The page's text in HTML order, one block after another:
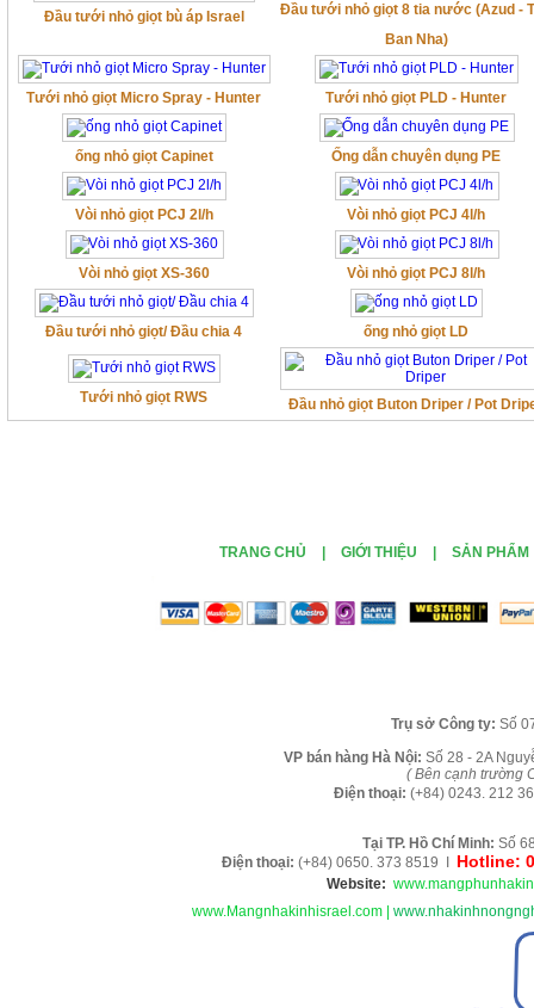
Đầu tưới nhỏ giọt bù áp Israel
Đầu tưới nhỏ giọt 8 tia nước (Azud -
Ban Nha)
Tưới nhỏ giọt Micro Spray - Hunter Tưới nhỏ giọt PLD - Hunter
ống nhỏ giọt Capinet Ống dẫn chuyên dụng PE
Vòi nhỏ giọt PCJ 2l/h Vòi nhỏ giọt PCJ 4l/h
Vòi nhỏ giọt XS-360 Vòi nhỏ giọt PCJ 8l/h
Đầu tưới nhỏ giọt/ Đầu chia 4 ống nhỏ giọt LD
Tưới nhỏ giọt RWS Đầu nhỏ giọt Buton Driper / Pot
TRANG CHỦ GIỚI THIỆU SẢN PHẨM
Trụ sở Công ty: Số
VP bán hàng Hà Nội: Số 28 - 2A
( Bên cạnh trường
Điện thoại: (+84) 0243. 212
Tại TP. H ồ Chí Minh: Số
Điện thoại: (+84) 0650. 373 8519 I Hotline:
Website:
www.Mangnhakinhisrael.com